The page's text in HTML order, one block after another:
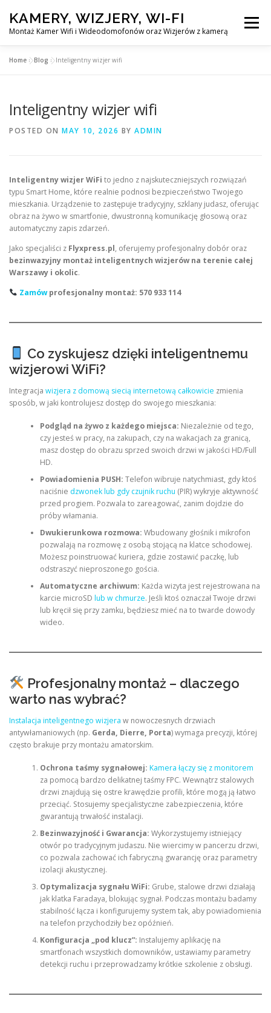
content
KAMERY, WIZJERY, WI-FI
Montaż Kamer Wifi i Wideodomofonów oraz Wizjerów z kamerą
Menu
MONTAŻ WIDEDOMOFONÓW
KONTAKT
EN
Home »Blog »Inteligentny wizjer wifi
Inteligentny wizjer wifi
POSTED ON MAY 10, 2026 BY ADMIN
Inteligentny wizjer WiFi to jedno z najskuteczniejszych rozwiązań
typu Smart Home, które realnie podnosi bezpieczeństwo Twojego
mieszkania. Urządzenie to zastępuje tradycyjny, szklany judasz, oferując
obraz na żywo w smartfonie, dwustronną komunikację głosową oraz
automatyczny zapis zdarzeń.
Jako specjaliści z Flyxpress.pl, oferujemy profesjonalny dobór oraz
bezinwazyjny montaż inteligentnych wizjerów na terenie całej
Warszawy i okolic.
Zamówprofesjonalny montaż: 570 933 114
Co zyskujesz dzięki inteligentnemu
wizjerowi WiFi?
Integracja wizjera z domową siecią internetową całkowicie zmienia
sposób, w jaki kontrolujesz dostęp do swojego mieszkania:
Podgląd na żywo z każdego miejsca: Niezależnie od tego,
czy jesteś w pracy, na zakupach, czy na wakacjach za granicą,
masz dostęp do obrazu sprzed swoich drzwi w jakości HD/Full
HD.
Powiadomienia PUSH: Telefon wibruje natychmiast, gdy ktoś
naciśnie dzwonek lub gdy czujnik ruchu (PIR) wykryje aktywność
przed progiem. Pozwala to zareagować, zanim dojdzie do
próby włamania.
Dwukierunkowa rozmowa: Wbudowany głośnik i mikrofon
pozwalają na rozmowę z osobą stojącą na klatce schodowej.
Możesz poinstruować kuriera, gdzie zostawić paczkę, lub
odstraszyć nieproszonego gościa.
Automatyczne archiwum: Każda wizyta jest rejestrowana na
karcie microSD lub w chmurze. Jeśli ktoś oznaczał Twoje drzwi
lub kręcił się przy zamku, będziesz mieć na to twarde dowody
wideo.
Profesjonalny montaż – dlaczego
warto nas wybrać?
Instalacja inteligentnego wizjera w nowoczesnych drzwiach
antywłamaniowych (np. Gerda, Dierre, Porta) wymaga precyzji, której
często brakuje przy montażu amatorskim.
Ochrona taśmy sygnałowej: Kamera łączy się z monitorem
za pomocą bardzo delikatnej taśmy FPC. Wewnątrz stalowych
drzwi znajdują się ostre krawędzie profili, które mogą ją łatwo
przeciąć. Stosujemy specjalistyczne zabezpieczenia, które
gwarantują trwałość instalacji.
Bezinwazyjność i Gwarancja: Wykorzystujemy istniejący
otwór po tradycyjnym judaszu. Nie wiercimy w pancerzu drzwi,
co pozwala zachować ich fabryczną gwarancję oraz parametry
izolacji akustycznej.
Optymalizacja sygnału WiFi: Grube, stalowe drzwi działają
jak klatka Faradaya, blokując sygnał. Podczas montażu badamy
stabilność łącza i konfigurujemy system tak, aby powiadomienia
na telefon przychodziły bez opóźnień.
Konfiguracja „pod klucz”: Instalujemy aplikację na
smartfonach wszystkich domowników, ustawiamy parametry
detekcji ruchu i przeprowadzamy krótkie szkolenie z obsługi.